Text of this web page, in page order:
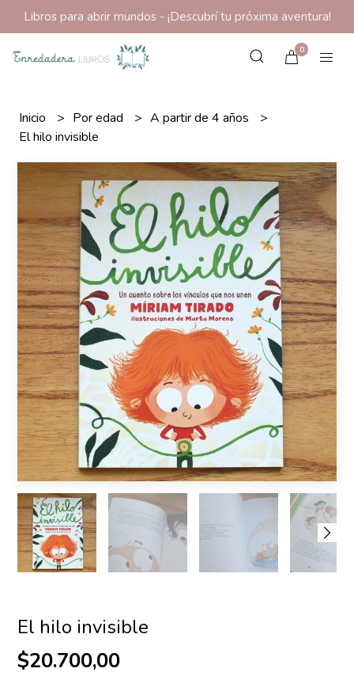
Libros para abrir mundos - ¡Descubrí tu próxima aventura!
0
Inicio Por edad
A partir de 4 años
El hilo invisible
El hilo invisible
$20.700,00